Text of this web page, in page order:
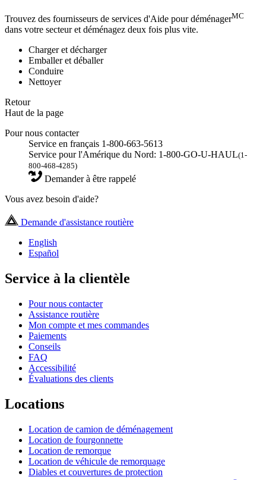
Trouvez des fournisseurs de services d'Aide pour déménagerMC
dans votre secteur et déménagez deux fois plus vite.
Charger et décharger
Emballer et déballer
Conduire
Nettoyer
Retour
Haut de la page
Pour nous contacter
Service en français 1-800-663-5613
Service pour l'Amérique du Nord: 1-800-GO-U-HAUL(1-
800-468-4285)
Demander à être rappelé
Vous avez besoin d'aide?
Demande d'assistance routière
English
Español
Service à la clientèle
Pour nous contacter
Assistance routière
Mon compte et mes commandes
Paiements
Conseils
FAQ
Accessibilité
Évaluations des clients
Locations
Location de camion de déménagement
Location de fourgonnette
Location de remorque
Location de véhicule de remorquage
Diables et couvertures de protection